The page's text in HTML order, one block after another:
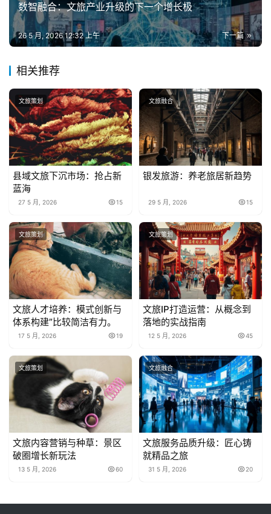
数智融合：文旅产业升级的下一个增长极
下一篇
26 5 月, 2026 12:32 上午
相关推荐
文旅策划
县域文旅下沉市场：抢占新
蓝海
27 5 月, 2026 15
文旅融合
银发旅游：养老旅居新趋势
29 5 月, 2026 15
文旅策划
文旅人才培养：模式创新与
体系构建”比较简洁有力。
17 5 月, 2026 19
文旅策划
文旅IP打造运营：从概念到
落地的实战指南
12 5 月, 2026 45
文旅策划
文旅内容营销与种草：景区
破圈增长新玩法
13 5 月, 2026 60
文旅融合
文旅服务品质升级：匠心铸
就精品之旅
31 5 月, 2026 20